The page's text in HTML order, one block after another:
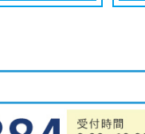
バイク事故